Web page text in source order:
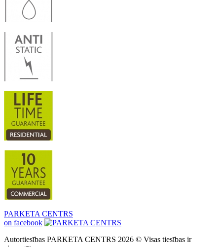
PARKETA CENTRS
on facebook
Autortiesības PARKETA CENTRS 2026 © Visas tiesības ir